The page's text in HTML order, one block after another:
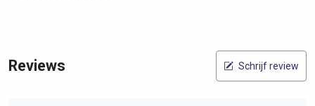
Reviews Schrijf review